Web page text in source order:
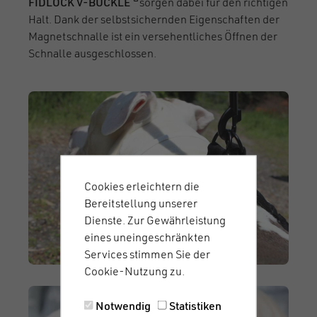
FIDLOCK V-BUCKLE (öffnet in einem neuen Fenster)
sorgen dabei für den richtigen
Halt. Dank der selbstsichernden Eigenschaften der
Magnetschnalle ist ein versehentliches Öffnen der
Schnalle ausgeschlossen.
Cookies erleichtern die
Bereitstellung unserer
Dienste. Zur Gewährleistung
eines uneingeschränkten
Services stimmen Sie der
Cookie-Nutzung zu.
Notwendig Statistiken